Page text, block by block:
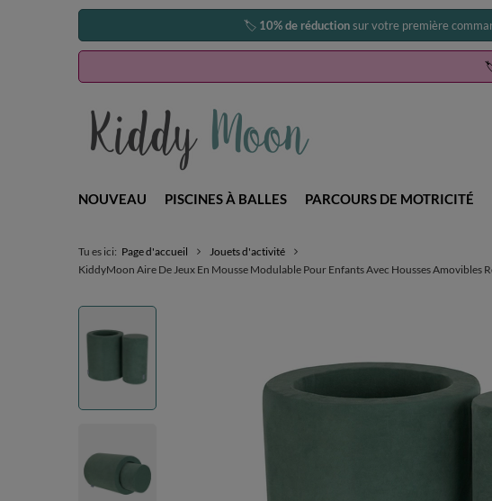
🏷️ 10% de réductionsur votre première
NOUVEAU PISCINES À BALLES PARCOURS DE MOTRICITÉ
Tu es ici: Page d'accueil
Jouets d'activité
KiddyMoon Aire De Jeux En Mousse Modulable Pour Enfants Avec Housses